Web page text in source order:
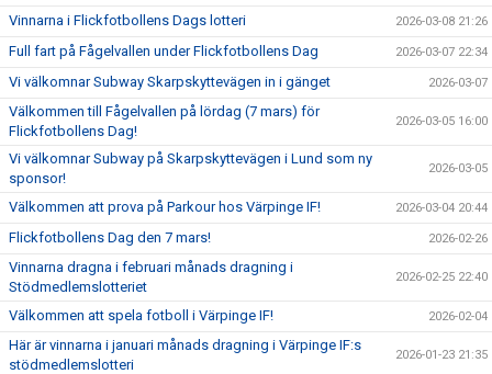
Vinnarna i Flickfotbollens Dags lotteri 2026-03-08 21:26
Full fart på Fågelvallen under Flickfotbollens Dag 2026-03-07 22:34
Vi välkomnar Subway Skarpskyttevägen in i gänget 2026-03-07
Välkommen till Fågelvallen på lördag (7 mars) för
Flickfotbollens Dag!
2026-03-05 16:00
Vi välkomnar Subway på Skarpskyttevägen i Lund som ny
sponsor!
2026-03-05
Välkommen att prova på Parkour hos Värpinge IF! 2026-03-04 20:44
Flickfotbollens Dag den 7 mars! 2026-02-26
Vinnarna dragna i februari månads dragning i
Stödmedlemslotteriet
2026-02-25 22:40
Välkommen att spela fotboll i Värpinge IF! 2026-02-04
Här är vinnarna i januari månads dragning i Värpinge IF:s
stödmedlemslotteri
2026-01-23 21:35